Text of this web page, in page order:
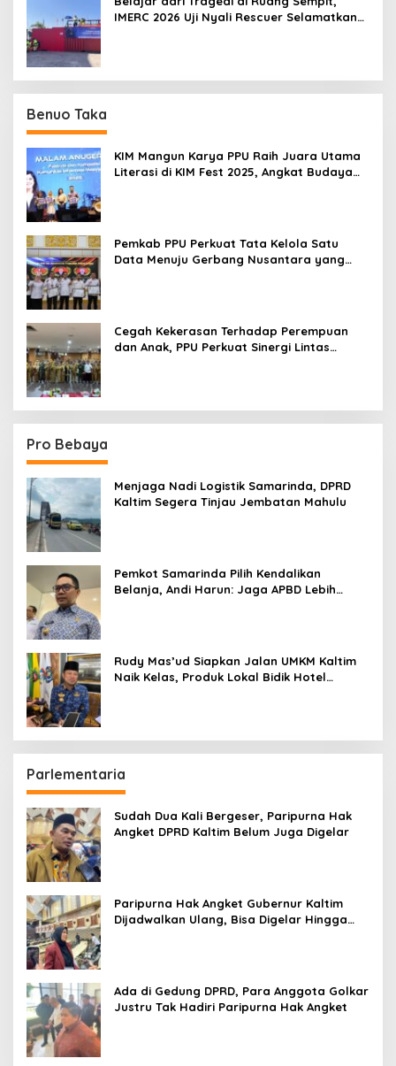
IMERC 2026 Uji Nyali Rescuer Selamatkan
Benuo Taka
KIM Mangun Karya PPU Raih Juara Utama
Literasi di KIM Fest 2025, Angkat Budaya
Pemkab PPU Perkuat Tata Kelola Satu
Data Menuju Gerbang Nusantara yang
Cegah Kekerasan Terhadap Perempuan
dan Anak, PPU Perkuat Sinergi Lintas
Pro Bebaya
Menjaga Nadi Logistik Samarinda, DPRD
Kaltim Segera Tinjau Jembatan Mahulu
Pemkot Samarinda Pilih Kendalikan
Belanja, Andi Harun: Jaga APBD Lebih
Rudy Mas’ud Siapkan Jalan UMKM Kaltim
Naik Kelas, Produk Lokal Bidik Hotel
Parlementaria
Sudah Dua Kali Bergeser, Paripurna Hak
Angket DPRD Kaltim Belum Juga Digelar
Paripurna Hak Angket Gubernur Kaltim
Dijadwalkan Ulang, Bisa Digelar Hingga
Ada di Gedung DPRD, Para Anggota Golkar
Justru Tak Hadiri Paripurna Hak Angket